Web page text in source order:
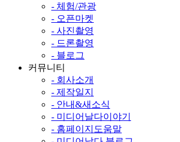
- 체험/관광
- 오픈마켓
- 사진촬영
- 드론촬영
- 블로그
커뮤니티
- 회사소개
- 제작일지
- 안내&새소식
- 미디어날다이야기
- 홈페이지도움말